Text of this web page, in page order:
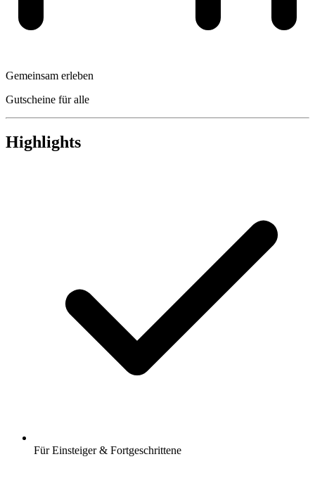
Gemeinsam erleben
Gutscheine für alle
Highlights
Für Einsteiger & Fortgeschrittene